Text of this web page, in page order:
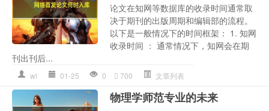
论文在知网等数据库的收录时间通常取
决于期刊的出版周期和编辑部的流程。
以下是一般情况下的时间框架： 1. 知网
收录时间 ： 通常情况下，知网会在期
刊出刊后...
wl 01-25 0 700 文章列表
物理学师范专业的未来